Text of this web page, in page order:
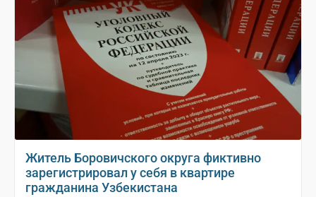
Житель Боровичского округа фиктивно
зарегистрировал у себя в квартире
гражданина Узбекистана